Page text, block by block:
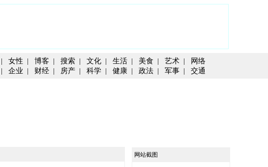
| 女性 | 博客 | 搜索 | 文化 | 生活 | 美食 | 艺术 |
网络
| 企业 | 财经 | 房产 | 科学 | 健康 | 政法 | 军事 | 交通
网站截图